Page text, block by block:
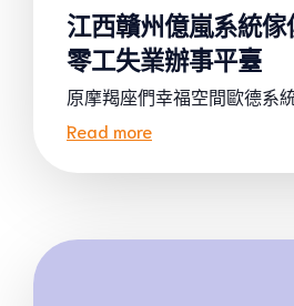
江西贛州億嵐系統
零工失業辦事平臺
原摩羯座們幸福空間歐德系
Read more